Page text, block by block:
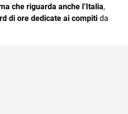
che riguarda anche l’Italia,
di ore dedicate ai compiti da